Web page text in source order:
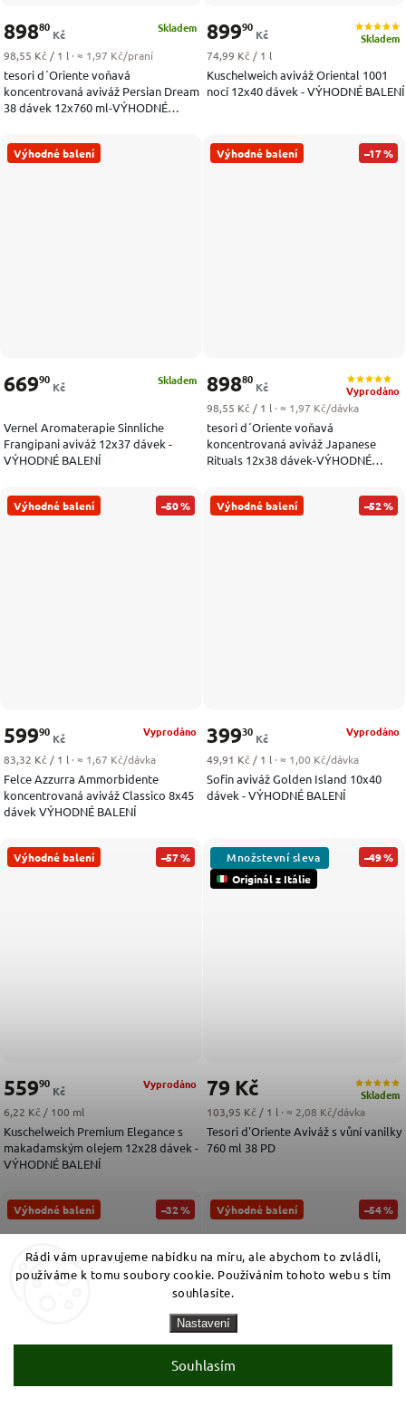
Rádi vám upravujeme nabídku na míru, ale abychom to zvládli,
používáme k tomu soubory cookie. Používáním tohoto webu s tím
souhlasíte.
Nastavení
Souhlasím
tesori d´Oriente voňavá
koncentrovaná aviváž Persian Dream
38 dávek 12x760 ml-VÝHODNÉ
Skladem
89880
Kč
Měrná cena:
98,55 Kč / 1 l · ≈ 1,97 Kč/praní
Kuschelweich aviváž Oriental 1001
nocí 12x40 dávek - VÝHODNÉ BALENÍ
Skladem
89990
Kč
Měrná cena:
74,99 Kč / 1 l
Výhodné balení
Vernel Aromaterapie Sinnliche
Frangipani aviváž 12x37 dávek -
VÝHODNÉ BALENÍ
Skladem
66990
Kč
Výhodné balení –17 %
tesori d´Oriente voňavá
koncentrovaná aviváž Japanese
Rituals 12x38 dávek-VÝHODNÉ
Vyprodáno
89880
Kč
Měrná cena:
98,55 Kč / 1 l · ≈ 1,97 Kč/dávka
Výhodné balení –50 %
Felce Azzurra Ammorbidente
koncentrovaná aviváž Classico 8x45
dávek VÝHODNÉ BALENÍ
Vyprodáno
59990
Kč
Měrná cena:
83,32 Kč / 1 l · ≈ 1,67 Kč/dávka
Výhodné balení –52 %
Sofin aviváž Golden Island 10x40
dávek - VÝHODNÉ BALENÍ
Vyprodáno
39930
Kč
Měrná cena:
49,91 Kč / 1 l · ≈ 1,00 Kč/dávka
Výhodné balení –57 %
Kuschelweich Premium Elegance s
makadamským olejem 12x28 dávek -
VÝHODNÉ BALENÍ
Vyprodáno
55990
Kč
Měrná cena:
6,22 Kč / 100 ml
Originál z Itálie
–49 %
Tesori d'Oriente Aviváž s vůní vanilky
760 ml 38 PD
Skladem
79 Kč
Měrná cena:
103,95 Kč / 1 l · ≈ 2,08 Kč/dávka
Výhodné balení –32 % Výhodné balení –54 %